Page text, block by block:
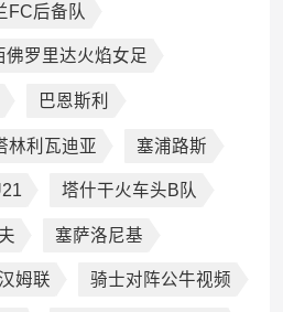
FC后备队
佛罗里达火焰女足
巴恩斯利
林利瓦迪亚 塞浦路斯
塔什干火车头B队
塞萨洛尼基
姆联 骑士对阵公牛视频